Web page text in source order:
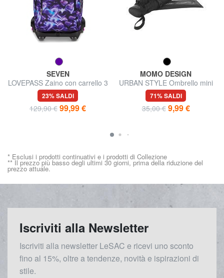
SEVEN
LOVEPASS Zaino con carrello 3
in 1
23% SALDI
129,90 € 99,99 €
MOMO DESIGN
URBAN STYLE Ombrello mini
71% SALDI
35,00 € 9,99 €
* Esclusi i prodotti continuativi e i prodotti di Collezione
** Il prezzo più basso degli ultimi 30 giorni, prima della riduzione del
prezzo attuale.
Iscriviti alla Newsletter
Iscriviti alla newsletter LeSAC e ricevi uno sconto
fino al 15%, oltre a tendenze, novità e ispirazioni di
stile.